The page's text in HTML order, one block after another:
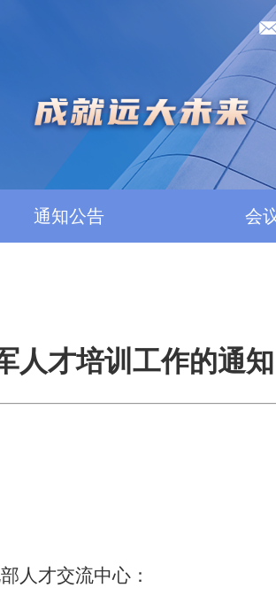
通知公告 会
人才培训工作的通知
人才交流中心：